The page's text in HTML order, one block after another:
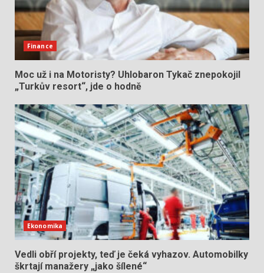
Finance
Moc už i na Motoristy? Uhlobaron Tykač znepokojil
„Turkův resort“, jde o hodně
Ekonomika
Vedli obří projekty, teď je čeká vyhazov. Automobilky
škrtají manažery „jako šílené“